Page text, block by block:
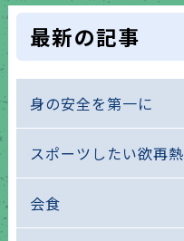
最新の記事
身の安全を第一に
スポーツしたい欲再熱
会食